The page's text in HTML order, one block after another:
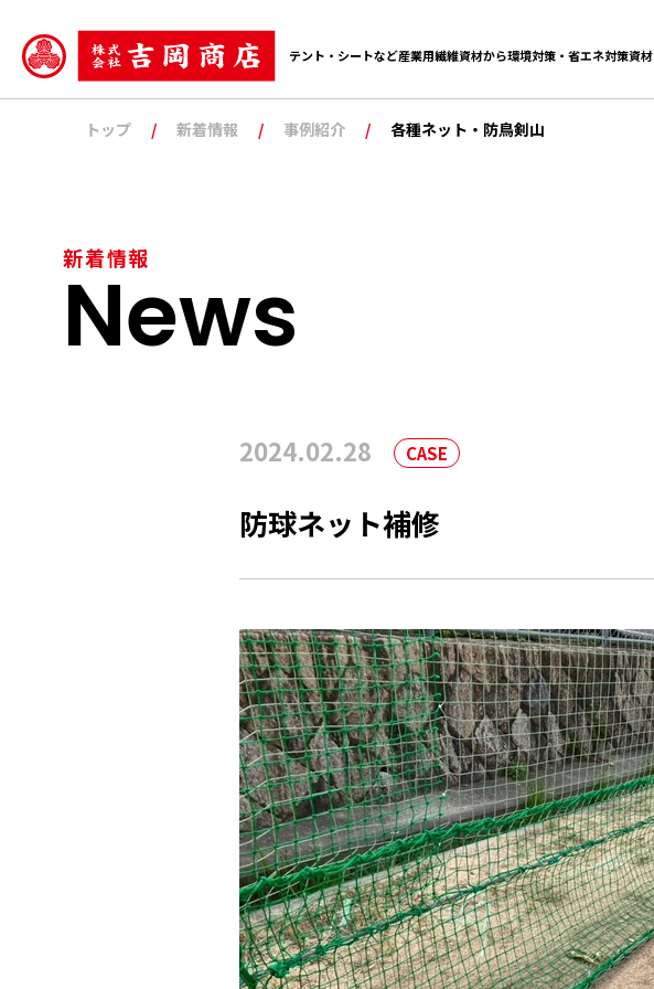
テント・シートなど産業用繊維資材から環境対策・省エネ対策資材
トップ 新着情報 事例紹介 各種ネット・防鳥剣山
新着情報
2024.02.28 CASE
防球ネット補修